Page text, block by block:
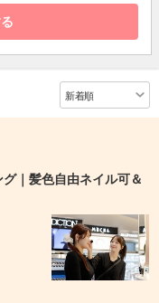
｜髪色自由ネイル可＆